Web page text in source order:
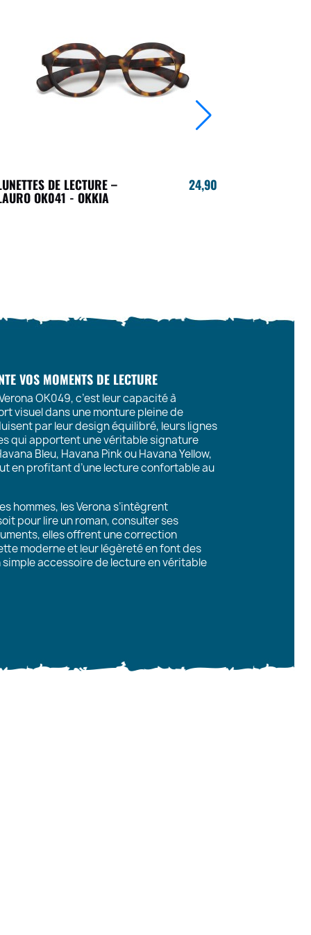
DE LECTURE –
OK041 - OKKIA
24,90 €
VOS MOMENTS DE LECTURE
OK049, c’est leur capacité à
visuel dans une monture pleine de
par leur design équilibré, leurs lignes
qui apportent une véritable signature
Bleu, Havana Pink ou Havana Yellow,
en profitant d’une lecture confortable au
hommes, les Verona s’intègrent
pour lire un roman, consulter ses
elles offrent une correction
moderne et leur légèreté en font des
accessoire de lecture en véritable